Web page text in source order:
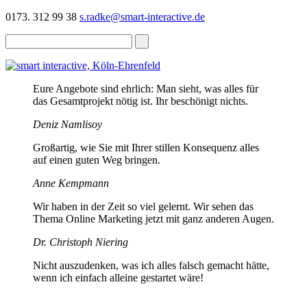
0173. 312 99 38 s.radke@smart-interactive.de
Eure Angebote sind ehrlich: Man sieht, was alles für
das Gesamtprojekt nötig ist. Ihr beschönigt nichts.
Deniz Namlisoy
Großartig, wie Sie mit Ihrer stillen Konsequenz alles
auf einen guten Weg bringen.
Anne Kempmann
Wir haben in der Zeit so viel gelernt. Wir sehen das
Thema Online Marketing jetzt mit ganz anderen Augen.
Dr. Christoph Niering
Nicht auszudenken, was ich alles falsch gemacht hätte,
wenn ich einfach alleine gestartet wäre!